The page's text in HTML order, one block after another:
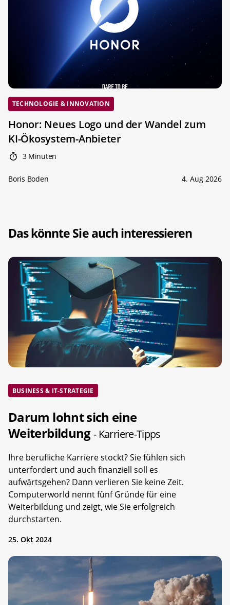
TECHNOLOGIE & INNOVATION
Honor: Neues Logo und der Wandel zum
KI-Ökosystem-Anbieter
3 Minuten
Boris Boden 4. Aug 2026
Das könnte Sie auch interessieren
BUSINESS & IT-STRATEGIE
Darum lohnt sich eine
Weiterbildung- Karriere-Tipps
Ihre berufliche Karriere stockt? Sie fühlen sich
unterfordert und auch finanziell soll es
aufwärtsgehen? Dann verlieren Sie keine Zeit.
Computerworld nennt fünf Gründe für eine
Weiterbildung und zeigt, wie Sie erfolgreich
durchstarten.
25. Okt 2024